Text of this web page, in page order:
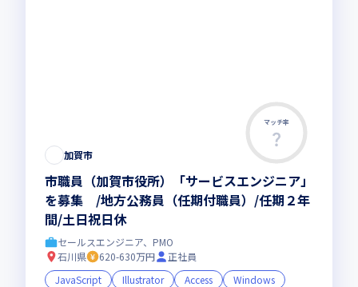
マッチ率
加賀市
市職員（加賀市役所）「サービスエンジニア」
を募集 /地方公務員（任期付職員）/任期２年
間/土日祝日休
セールスエンジニア、PMO
石川県
620-630万円
正社員
JavaScript
Illustrator Access
Windows